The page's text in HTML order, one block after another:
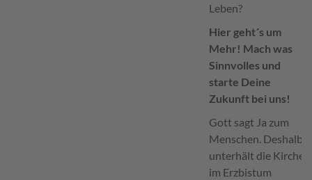
Leben?
Hier geht´s um
Mehr! Mach was
Sinnvolles und
starte Deine
Zukunft bei uns!
Gott sagt Ja zum
Menschen. Deshalb
unterhält die Kirche
im Erzbistum